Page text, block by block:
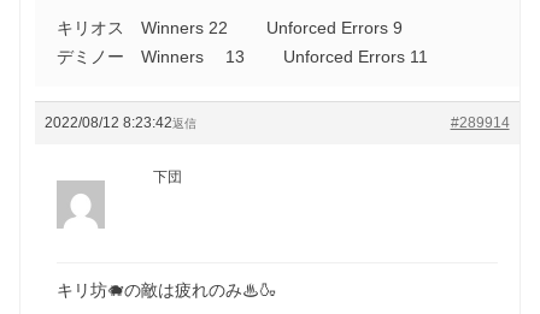
キリオス Winners 22 Unforced Errors 9
デミノー Winners 13 Unforced Errors 11
2022/08/12 8:23:42 #289914
返信
下団
キリ坊🐗の敵は疲れのみ♨🍶